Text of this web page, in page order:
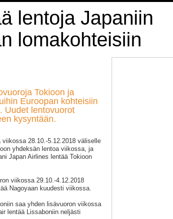
lentoja Japaniin
lomakohteisiin
Tokioon ja
Euroopan kohteisiin
Uudet lentovuorot
kysyntään.
28.10.-5.12.2018 väliselle
yhdeksän lentoa viikossa, ja
Japan Airlines lentää Tokioon
viikossa 29.10.-4.12.2018
Nagoyaan kuudesti viikossa.
saa yhden lisävuoron viikossa
lentää Lissaboniin neljästi